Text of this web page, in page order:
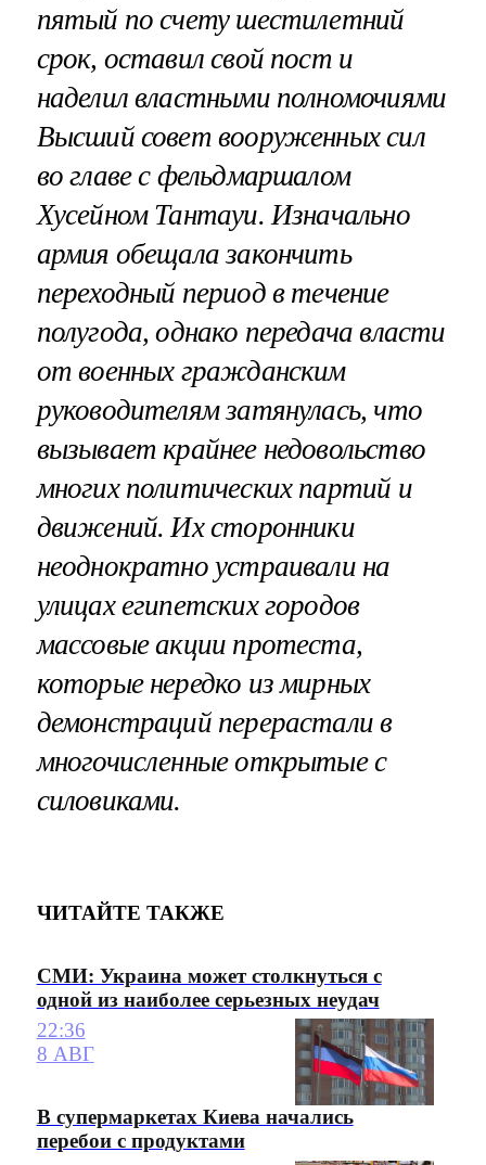
пятый по счету шестилетний
срок, оставил свой пост и
наделил властными полномочиями
Высший совет вооруженных сил
во главе с фельдмаршалом
Хусейном Тантауи. Изначально
армия обещала закончить
переходный период в течение
полугода, однако передача власти
от военных гражданским
руководителям затянулась, что
вызывает крайнее недовольство
многих политических партий и
движений. Их сторонники
неоднократно устраивали на
улицах египетских городов
массовые акции протеста,
которые нередко из мирных
демонстраций перерастали в
многочисленные открытые с
силовиками.
ЧИТАЙТЕ ТАКЖЕ
СМИ: Украина может столкнуться с
одной из наиболее серьезных неудач
22:36
8 АВГ
В супермаркетах Киева начались
перебои с продуктами